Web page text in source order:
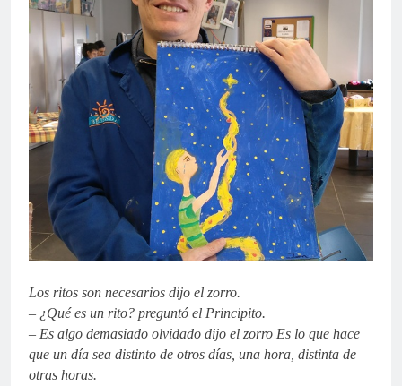
Los ritos son necesarios dijo el zorro.
– ¿Qué es un rito? preguntó el Principito.
– Es algo demasiado olvidado dijo el zorro Es lo que hace
que un día sea distinto de otros días, una hora, distinta de
otras horas.